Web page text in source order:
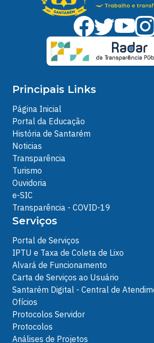
Principais Links
Página Inicial
Portal da Educação
História de Santarém
Noticias
Transparência
Turismo
Ouvidoria
e-SIC
Transparência - COVID-19
Serviços
Portal de Serviços
IPTU e Taxa de Coleta de Lixo
Alvará de Funcionamento
Carta de Serviços ao Usuário
Santarém Digital - Central de
Ofícios
Protocolos Servidor
Protocolos
Análises de Projetos